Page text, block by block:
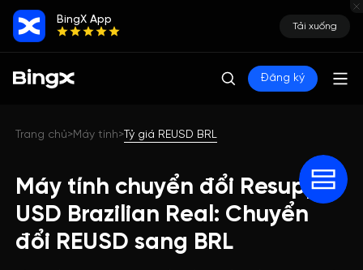
BingX App
Tải xuống
Đăng ký
Trang chủ>Máy tính>Tỷ giá REUSD BRL
Máy tính chuyển đổi Resupply
USD Brazilian Real: Chuyển
đổi REUSD sang BRL